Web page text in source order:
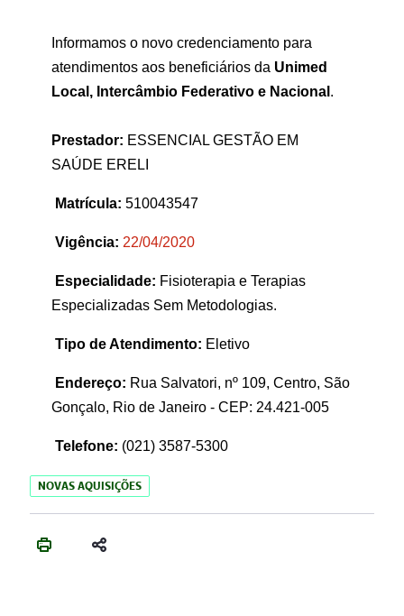
Informamos o novo credenciamento para
atendimentos aos beneficiários da Unimed
Local, Intercâmbio Federativo e Nacional .
Prestador: ESSENCIAL GESTÃO EM
SAÚDE ERELI
Matrícula: 510043547
Vigência: 22/04/2020
Especialidade: Fisioterapia e Terapias
Especializadas Sem Metodologias.
Tipo de Atendimento: Eletivo
Endereço: Rua Salvatori, nº 109, Centro, São
Gonçalo, Rio de Janeiro - CEP: 24.421-005
Telefone: (021) 3587-5300
NOVAS AQUISIÇÕES